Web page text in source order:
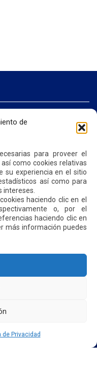
de
para proveer el
como cookies relativas
su experiencia en el sitio
así como para
intereses.
haciendo clic en el
o, por el
haciendo clic en
más información puedes
de Privacidad
DE COOKIES
Aeropuerto